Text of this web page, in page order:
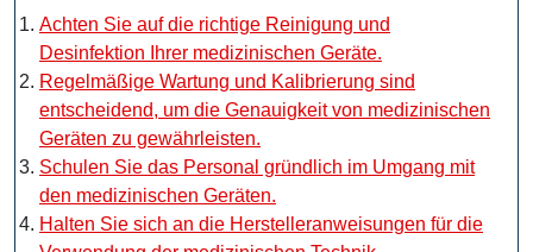
Achten Sie auf die richtige Reinigung und
Desinfektion Ihrer medizinischen Geräte.
Regelmäßige Wartung und Kalibrierung sind
entscheidend, um die Genauigkeit von medizinischen
Geräten zu gewährleisten.
Schulen Sie das Personal gründlich im Umgang mit
den medizinischen Geräten.
Halten Sie sich an die Herstelleranweisungen für die